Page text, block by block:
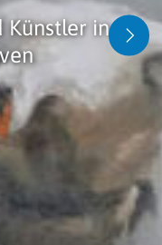
Künstler in